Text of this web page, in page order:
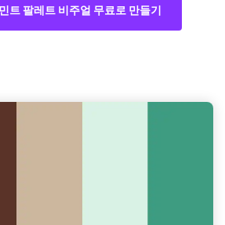
트 팔레트 비주얼 무료로 만들기